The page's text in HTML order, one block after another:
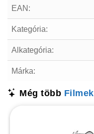
EAN:
Kategória:
Alkategória:
Márka:
Még több Filmek